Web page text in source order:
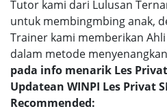
Tutor kami dari Lulusan
untuk membingmbing anak,
Trainer kami memberikan
dalam metode menyenangkan
pada info menarik Les
Updatean WINPI Les Privat
Recommended: